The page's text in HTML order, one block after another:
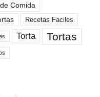
Comida
Recetas Faciles
Torta Tortas